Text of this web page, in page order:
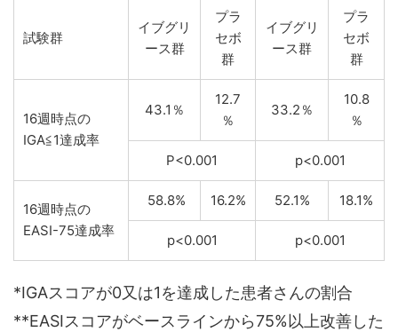
試験群
イブグリ
ース群
プラ
セボ
群
イブグリ
ース群
プラ
セボ
群
16週時点の
IGA≦1達成率
43.1％
12.7
％
33.2％
10.8
％
P<0.001 p<0.001
16週時点の
EASI-75達成率
58.8% 16.2% 52.1% 18.1%
p<0.001 p<0.001
*IGAスコアが0又は1を達成した患者さんの割合
**EASIスコアがベースラインから75%以上改善した